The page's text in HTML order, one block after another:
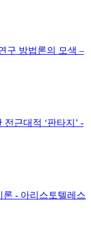
구 방법론의 모색 –
근대적 ‘판타지’ -
론 - 아리스토텔레스